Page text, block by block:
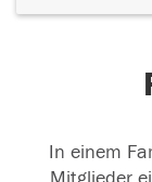
In einem